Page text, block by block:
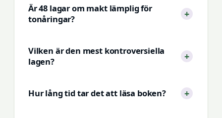
Är 48 lagar om makt lämplig för
tonåringar?
Vilken är den mest kontroversiella
lagen?
Hur lång tid tar det att läsa boken?